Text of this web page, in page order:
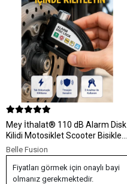
Mey İthalat® 110 dB Alarm Disk
Kilidi Motosiklet Scooter Bisiklet
Güvenlik Yeni Nesil
Belle Fusion
Fiyatları görmek için onaylı bayi
olmanız gerekmektedir.